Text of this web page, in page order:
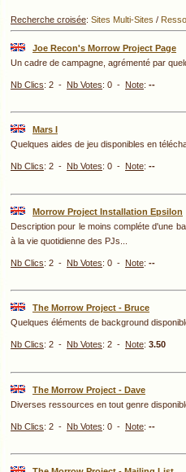
Recherche croisée: Sites Multi-Sites /
Joe Recon's Morrow Project Page
Un cadre de campagne, agrémenté par
Nb Clics: 2 - Nb Votes: 0 - Note: --
Mars I
Quelques aides de jeu disponibles en
Nb Clics: 2 - Nb Votes: 0 - Note: --
Morrow Project Installation Epsilon
Description pour le moins compléte d'une
à la vie quotidienne des PJs...
Nb Clics: 2 - Nb Votes: 0 - Note: --
The Morrow Project - Bruce
Quelques éléments de background
Nb Clics: 2 - Nb Votes: 2 - Note: 3.50
The Morrow Project - Dave
Diverses ressources en tout genre
Nb Clics: 2 - Nb Votes: 0 - Note: --